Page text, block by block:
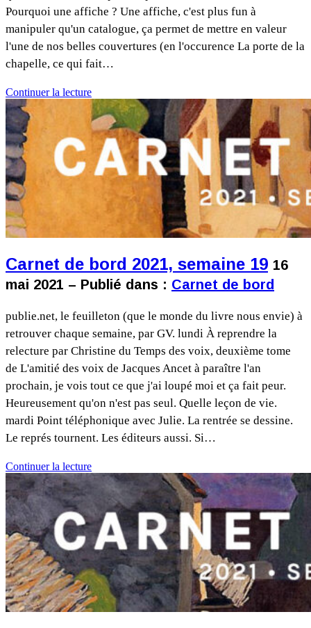
Pourquoi une affiche ? Une affiche, c'est plus fun à
manipuler qu'un catalogue, ça permet de mettre en valeur
l'une de nos belles couvertures (en l'occurence La porte de la
chapelle, ce qui fait…
Continuer la lecture
Carnet de bord 2021, semaine 19 16
mai 2021 – Publié dans : Carnet de bord
publie.net, le feuilleton (que le monde du livre nous envie) à
retrouver chaque semaine, par GV. lundi À reprendre la
relecture par Christine du Temps des voix, deuxième tome
de L'amitié des voix de Jacques Ancet à paraître l'an
prochain, je vois tout ce que j'ai loupé moi et ça fait peur.
Heureusement qu'on n'est pas seul. Quelle leçon de vie.
mardi Point téléphonique avec Julie. La rentrée se dessine.
Le représ tournent. Les éditeurs aussi. Si…
Continuer la lecture